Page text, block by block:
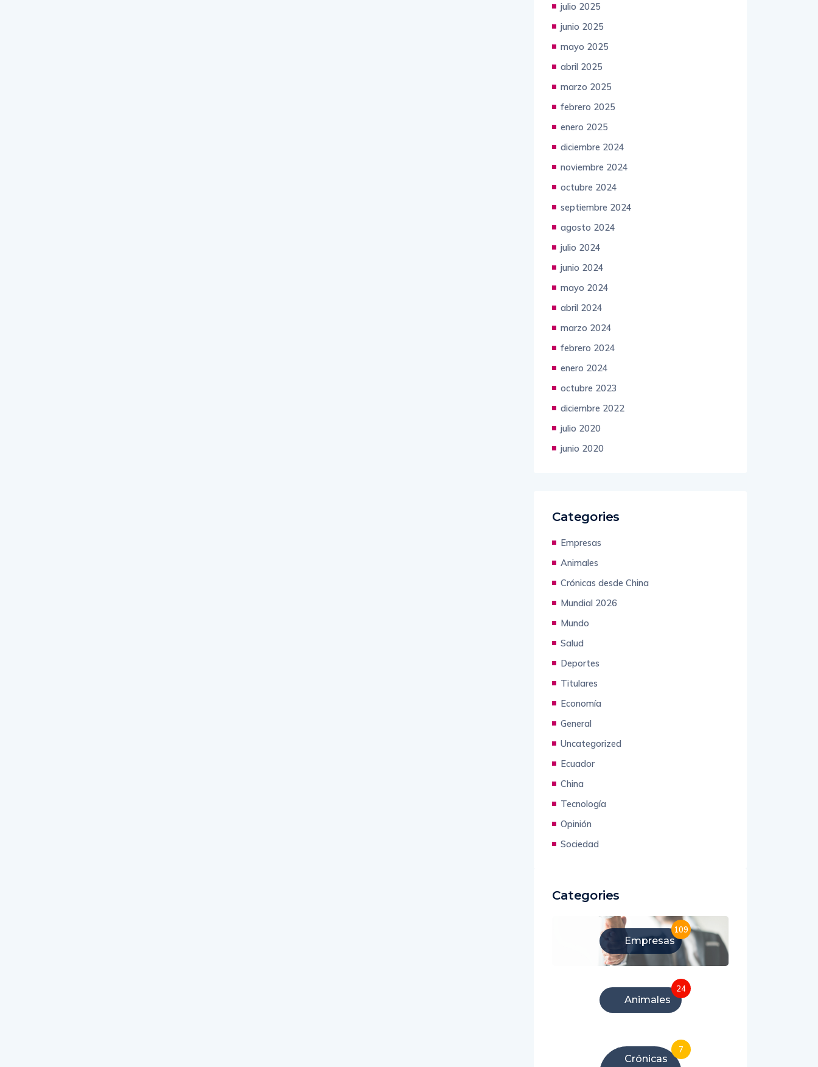
julio 2025
junio 2025
mayo 2025
abril 2025
marzo 2025
febrero 2025
enero 2025
diciembre 2024
noviembre 2024
octubre 2024
septiembre 2024
agosto 2024
julio 2024
junio 2024
mayo 2024
abril 2024
marzo 2024
febrero 2024
enero 2024
octubre 2023
diciembre 2022
julio 2020
junio 2020
Categories
Empresas
Animales
Crónicas desde China
Mundial 2026
Mundo
Salud
Deportes
Titulares
Economía
General
Uncategorized
Ecuador
China
Tecnología
Opinión
Sociedad
Categories
Empresas
109
Animales
24
Crónicas
7